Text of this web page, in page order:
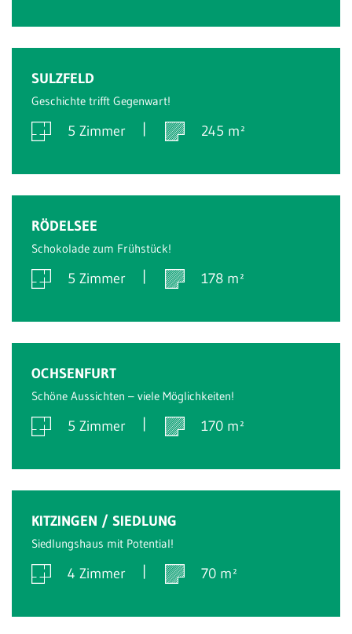
SULZFELD
Geschichte trifft Gegenwart!
5 Zimmer 245 m²
RÖDELSEE
Schokolade zum Frühstück!
5 Zimmer 178 m²
OCHSENFURT
Schöne Aussichten – viele Möglichkeiten!
5 Zimmer 170 m²
KITZINGEN / SIEDLUNG
Siedlungshaus mit Potential!
4 Zimmer 70 m²